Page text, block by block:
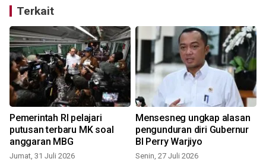
Terkait
Pemerintah RI pelajari
putusan terbaru MK soal
anggaran MBG
Jumat, 31 Juli 2026
Mensesneg ungkap alasan
pengunduran diri Gubernur
BI Perry Warjiyo
Senin, 27 Juli 2026